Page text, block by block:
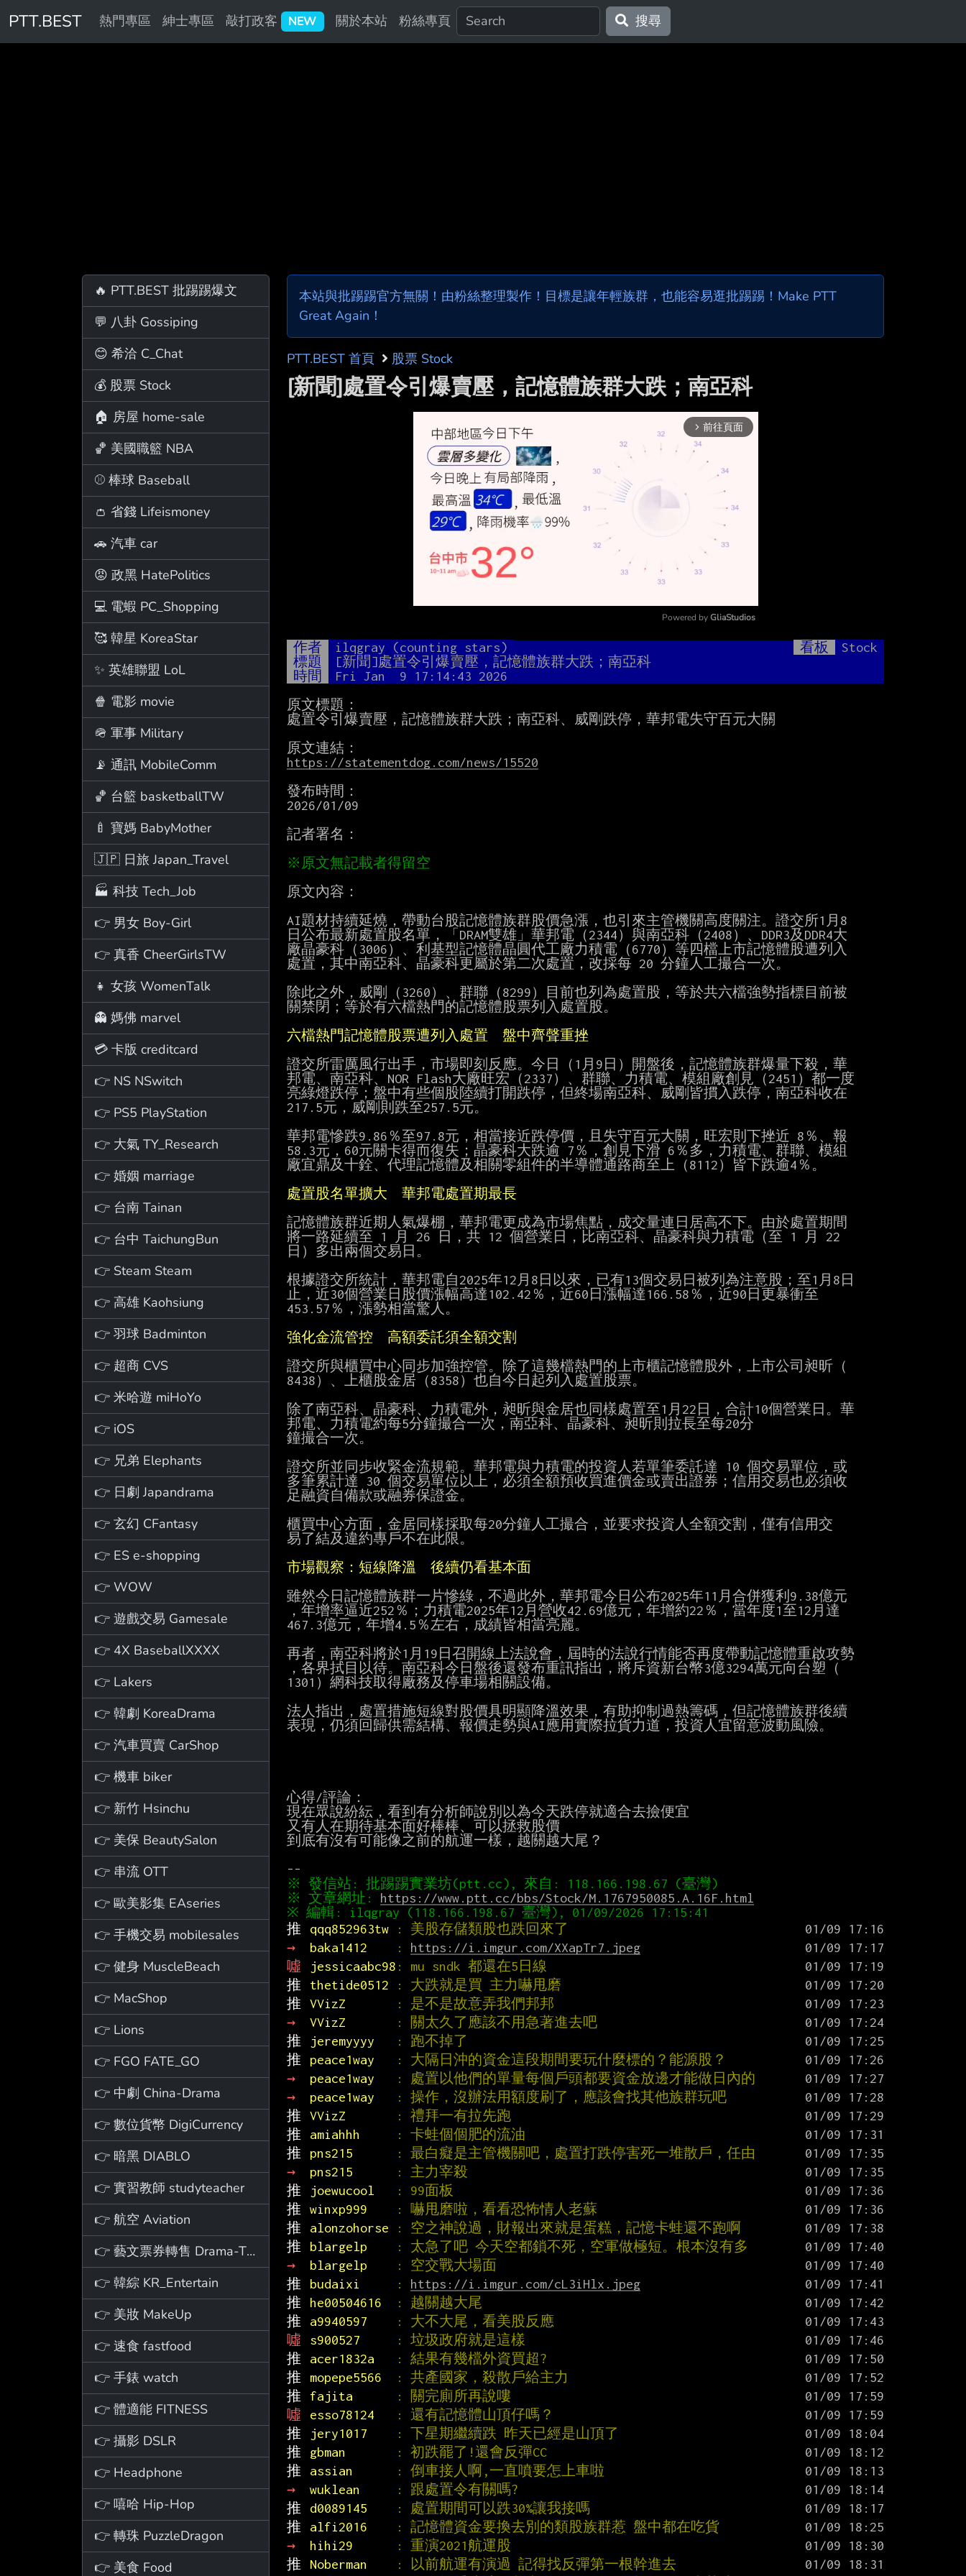
PTT.BEST 熱門專區 紳士專區 敲打政客 NEW 關於本站 粉絲專頁 搜尋
🔥 PTT.BEST 批踢踢爆文
💬 八卦 Gossiping
😊 希洽 C_Chat
💰 股票 Stock
🏠 房屋 home-sale
🏀 美國職籃 NBA
⚾ 棒球 Baseball
👛 省錢 Lifeismoney
🚗 汽車 car
😡 政黑 HatePolitics
💻 電蝦 PC_Shopping
🥰 韓星 KoreaStar
✨ 英雄聯盟 LoL
🍿 電影 movie
🪖 軍事 Military
📡 通訊 MobileComm
🏀 台籃 basketballTW
🍼 寶媽 BabyMother
🇯🇵 日旅 Japan_Travel
🏭 科技 Tech_Job
👉 男女 Boy-Girl
👉 真香 CheerGirlsTW
👧 女孩 WomenTalk
👻 媽佛 marvel
💳 卡版 creditcard
👉 NS NSwitch
👉 PS5 PlayStation
👉 大氣 TY_Research
👉 婚姻 marriage
👉 台南 Tainan
👉 台中 TaichungBun
👉 Steam Steam
👉 高雄 Kaohsiung
👉 羽球 Badminton
👉 超商 CVS
👉 米哈遊 miHoYo
👉 iOS
👉 兄弟 Elephants
👉 日劇 Japandrama
👉 玄幻 CFantasy
👉 ES e-shopping
👉 WOW
👉 遊戲交易 Gamesale
👉 4X BaseballXXXX
👉 Lakers
👉 韓劇 KoreaDrama
👉 汽車買賣 CarShop
👉 機車 biker
👉 新竹 Hsinchu
👉 美保 BeautySalon
👉 串流 OTT
👉 歐美影集 EAseries
👉 手機交易 mobilesales
👉 健身 MuscleBeach
👉 MacShop
👉 Lions
👉 FGO FATE_GO
👉 中劇 China-Drama
👉 數位貨幣 DigiCurrency
👉 暗黑 DIABLO
👉 實習教師 studyteacher
👉 航空 Aviation
👉 藝文票券轉售 Drama-Ticket
👉 韓綜 KR_Entertain
👉 美妝 MakeUp
👉 速食 fastfood
👉 手錶 watch
👉 體適能 FITNESS
👉 攝影 DSLR
👉 Headphone
👉 嘻哈 Hip-Hop
👉 轉珠 PuzzleDragon
👉 美食 Food
本站與批踢踢官方無關！由粉絲整理製作！目標是讓年輕族群，也能容易逛批踢踢！Make PTT
Great Again！
PTT.BEST 首頁 股票 Stock
[新聞]處置令引爆賣壓，記憶體族群大跌；南亞科
arrow_forward_ios 前往頁面
Powered by GliaStudios
作者 ilqgray (counting stars) 看板
Stock
標題
[新聞]處置令引爆賣壓，記憶體族群大跌；南亞科
時間
Fri Jan  9 17:14:43 2026
原文標題：
處置令引爆賣壓，記憶體族群大跌；南亞科、威剛跌停，華邦電失守百元大關
https://statementdog.com/news/15520
發布時間：
2026/01/09
記者署名：
原文內容：
AI題材持續延燒，帶動台股記憶體族群股價急漲，也引來主管機關高度關注。證交所1月8
日公布最新處置股名單，「DRAM雙雄」華邦電（2344）與南亞科（2408）、DDR3及DDR4大
廠晶豪科（3006）、利基型記憶體晶圓代工廠力積電（6770）等四檔上市記憶體股遭列入
處置，其中南亞科、晶豪科更屬於第二次處置，改採每 20 分鐘人工撮合一次。
除此之外，威剛（3260）、群聯（8299）目前也列為處置股，等於共六檔強勢指標目前被
關禁閉；等於有六檔熱門的記憶體股票列入處置股。
六檔熱門記憶體股票遭列入處置　盤中齊聲重挫
證交所雷厲風行出手，市場即刻反應。今日（1月9日）開盤後，記憶體族群爆量下殺，華
邦電、南亞科、NOR Flash大廠旺宏（2337）、群聯、力積電、模組廠創見（2451）都一度
亮綠燈跌停；盤中有些個股陸續打開跌停，但終場南亞科、威剛皆摜入跌停，南亞科收在
217.5元，威剛則跌至257.5元。
華邦電慘跌9.86％至97.8元，相當接近跌停價，且失守百元大關，旺宏則下挫近 8％、報
58.3元，60元關卡得而復失；晶豪科大跌逾 7％，創見下滑 6％多，力積電、群聯、模組
廠宜鼎及十銓、代理記憶體及相關零組件的半導體通路商至上（8112）皆下跌逾4％。
處置股名單擴大　華邦電處置期最長
記憶體族群近期人氣爆棚，華邦電更成為市場焦點，成交量連日居高不下。由於處置期間
將一路延續至 1 月 26 日，共 12 個營業日，比南亞科、晶豪科與力積電（至 1 月 22
日）多出兩個交易日。
根據證交所統計，華邦電自2025年12月8日以來，已有13個交易日被列為注意股；至1月8日
止，近30個營業日股價漲幅高達102.42％，近60日漲幅達166.58％，近90日更暴衝至
453.57％，漲勢相當驚人。
強化金流管控　高額委託須全額交割
證交所與櫃買中心同步加強控管。除了這幾檔熱門的上市櫃記憶體股外，上市公司昶昕（
8438）、上櫃股金居（8358）也自今日起列入處置股票。
除了南亞科、晶豪科、力積電外，昶昕與金居也同樣處置至1月22日，合計10個營業日。華
邦電、力積電約每5分鐘撮合一次，南亞科、晶豪科、昶昕則拉長至每20分
鐘撮合一次。
證交所並同步收緊金流規範。華邦電與力積電的投資人若單筆委託達 10 個交易單位，或
多筆累計達 30 個交易單位以上，必須全額預收買進價金或賣出證券；信用交易也必須收
足融資自備款或融券保證金。
櫃買中心方面，金居同樣採取每20分鐘人工撮合，並要求投資人全額交割，僅有信用交
易了結及違約專戶不在此限。
市場觀察：短線降溫　後續仍看基本面
雖然今日記憶體族群一片慘綠，不過此外，華邦電今日公布2025年11月合併獲利9.38億元
，年增率逼近252％；力積電2025年12月營收42.69億元，年增約22％，當年度1至12月達
467.3億元，年增4.5％左右，成績皆相當亮麗。
再者，南亞科將於1月19日召開線上法說會，屆時的法說行情能否再度帶動記憶體重啟攻勢
，各界拭目以待。南亞科今日盤後還發布重訊指出，將斥資新台幣3億3294萬元向台塑（
1301）網科技取得廠務及停車場相關設備。
法人指出，處置措施短線對股價具明顯降溫效果，有助抑制過熱籌碼，但記憶體族群後續
表現，仍須回歸供需結構、報價走勢與AI應用實際拉貨力道，投資人宜留意波動風險。
心得/評論：
現在眾說紛紜，看到有分析師說別以為今天跌停就適合去撿便宜
又有人在期待基本面好棒棒、可以拯救股價
到底有沒有可能像之前的航運一樣，越關越大尾？
※ 文章網址: https://www.ptt.cc/bbs/Stock/M.1767950085.A.16F.html
推
qqq852963tw : 美股存儲類股也跌回來了
→
baka1412 : https://i.imgur.com/XXapTr7.jpeg
噓
jessicaabc98 : mu sndk 都還在5日線
推
thetide0512 : 大跌就是買 主力嚇甩磨
推 VVizZ : 是不是故意弄我們邦邦
→
VVizZ : 關太久了應該不用急著進去吧
推
jeremyyyy : 跑不掉了
推
peace1way : 大隔日沖的資金這段期間要玩什麼標的？能源股？
→
peace1way : 處置以他們的單量每個戶頭都要資金放邊才能做日內的
→
peace1way : 操作，沒辦法用額度刷了，應該會找其他族群玩吧
推 VVizZ : 禮拜一有拉先跑
推
amiahhh : 卡蛙個個肥的流油
推
pns215 : 最白癡是主管機關吧，處置打跌停害死一堆散戶，任由
→
pns215 : 主力宰殺
推
joewucool : 99面板
推 winxp999 : 嚇甩磨啦，看看恐怖情人老蘇
推
alonzohorse : 空之神說過，財報出來就是蛋糕，記憶卡蛙還不跑啊
推
blargelp : 太急了吧 今天空都鎖不死，空軍做極短。根本沒有多
→
blargelp : 空交戰大場面
推
budaixi : https://i.imgur.com/cL3iHlx.jpeg
推
he00504616 : 越關越大尾
推
a9940597 : 大不大尾，看美股反應
噓
s900527 : 垃圾政府就是這樣
推
acer1832a : 結果有幾檔外資買超?
推
mopepe5566 : 共產國家，殺散戶給主力
推
fajita : 關完廁所再說嘍
噓
esso78124 : 還有記憶體山頂仔嗎？
推
jery1017 : 下星期繼續跌 昨天已經是山頂了
推
gbman : 初跌罷了!還會反彈CC
推
assian : 倒車接人啊,一直噴要怎上車啦
→
wuklean : 跟處置令有關嗎?
推
d0089145 : 處置期間可以跌30%讓我接嗎
推
alfi2016 : 記憶體資金要換去別的類股族群惹 盤中都在吃貨
→
hihi29 : 重演2021航運股
推
Noberman : 以前航運有演過 記得找反彈第一根幹進去